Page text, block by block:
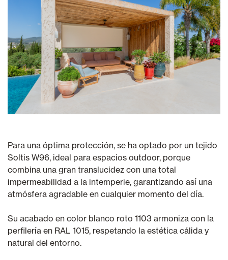
Para una óptima protección, se ha optado por un tejido
Soltis W96, ideal para espacios outdoor, porque
combina una gran translucidez con una total
impermeabilidad a la intemperie, garantizando así una
atmósfera agradable en cualquier momento del día.
Su acabado en color blanco roto 1103 armoniza con la
perfilería en RAL 1015, respetando la estética cálida y
natural del entorno.